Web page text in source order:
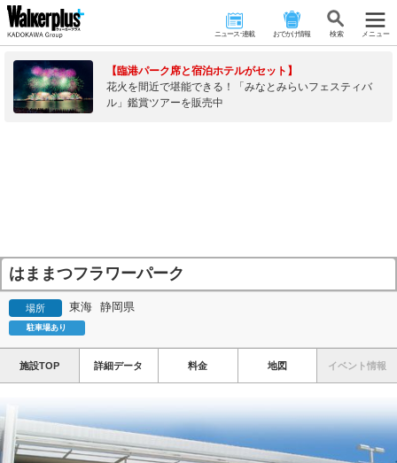
ニュース･連載 おでかけ情報 検 索 メニュー
【臨港パーク席と宿泊ホテルがセット】
花火を間近で堪能できる！「みなとみらいフェスティバ
ル」鑑賞ツアーを販売中
はままつフラワーパーク
場所 東海 静岡県
駐車場あり
施設TOP 詳細データ 料金 地図 イベント情報